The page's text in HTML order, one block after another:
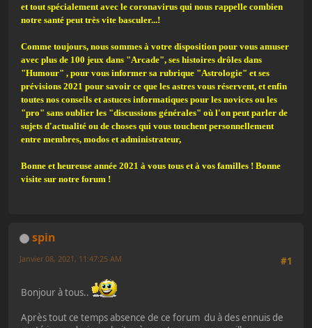
et tout spécialement avec le coronavirus qui nous rappelle combien
notre santé peut très vite basculer...!
Comme toujours, nous sommes à votre disposition pour vous amuser
avec plus de 100 jeux dans "Arcade", ses histoires drôles dans
"Humour" , pour vous informer sa rubrique "Astrologie" et ses
prévisions 2021 pour savoir ce que les astres vous réservent, et enfin
toutes nos conseils et astuces informatiques pour les novices ou les
"pro" sans oublier les "discussions générales" où l'on peut parler de
sujets d'actualité ou de choses qui vous touchent personnellement
entre membres, modos et administrateur,
Bonne et heureuse année 2021 à vous tous et à vos familles ! Bonne
visite sur notre forum !
spin
#1
Janvier 08, 2021, 11:47:25 AM
Bonjour à tous..
Après tout ce temps absence de ce forum du à des ennuis de